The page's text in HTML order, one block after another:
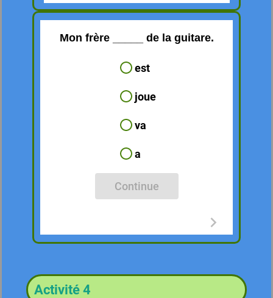
Mon frère _____ de la guitare.
est
joue
va
a
Continue
Activité 4